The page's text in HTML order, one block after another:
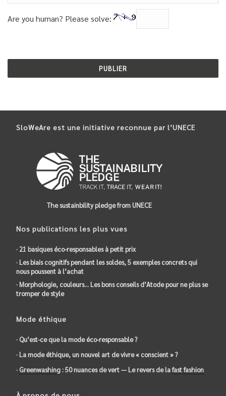
Are you human? Please solve:
SloWeAre est une initiative reconnue par l’UNECE
The sustainbility pledge from UNECE
Nos publications les plus vues
· 21 basiques éco-responsables à petit prix
· Les biais cognitifs pendant les soldes, 5 exemples concrets qui
nous poussent à l’achat
· Morphologie, couleurs… Les bons conseils d’Atode pour ne plus se
tromper de style
Mode éthique
· Qu’est-ce que la mode éco-responsable ?
· La modeéthique, un nouvel art de vivre « conscient » ?
· Greenwashing : 50 nuances de vert — Le revers de lafast fashion